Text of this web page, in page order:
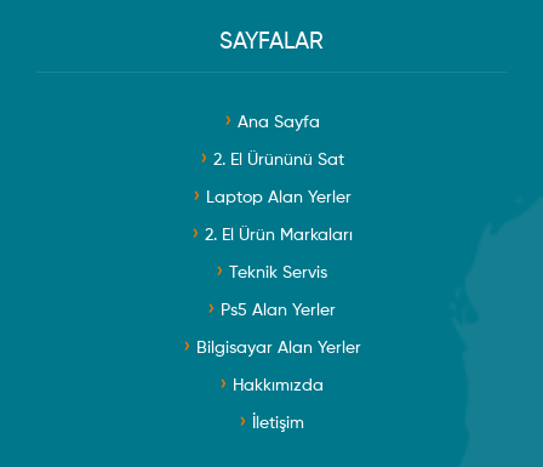
SAYFALAR
Ana Sayfa
2. El Ürününü Sat
Laptop Alan Yerler
2. El Ürün Markaları
Teknik Servis
Ps5 Alan Yerler
Bilgisayar Alan Yerler
Hakkımızda
İletişim